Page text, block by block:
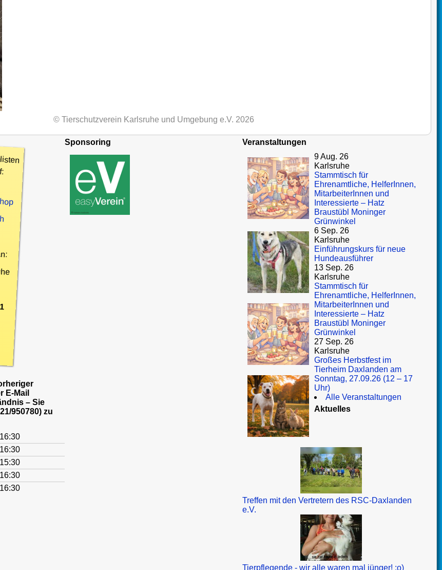
© Tierschutzverein Karlsruhe und Umgebung e.V. 2026
E-Mail
– Sie
950780) zu
Sponsoring
Veranstaltungen
9 Aug. 26
Karlsruhe
Stammtisch für
Ehrenamtliche, HelferInnen,
MitarbeiterInnen und
Interessierte – Hatz
Braustübl Moninger
Grünwinkel
6 Sep. 26
Karlsruhe
Einführungskurs für neue
Hundeausführer
13 Sep. 26
Karlsruhe
Stammtisch für
Ehrenamtliche, HelferInnen,
MitarbeiterInnen und
Interessierte – Hatz
Braustübl Moninger
Grünwinkel
27 Sep. 26
Karlsruhe
Großes Herbstfest im
Tierheim Daxlanden am
Sonntag, 27.09.26 (12 – 17
Uhr)
Alle Veranstaltungen
Aktuelles
Treffen mit den Vertretern des RSC-Daxlanden
e.V.
Tierpflegende - wir alle waren mal jünger! :o)